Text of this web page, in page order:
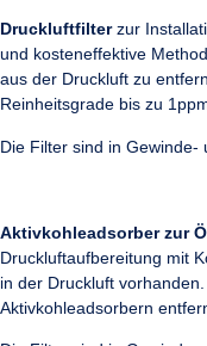
Druckluftfilterzur
und kosteneffektive
aus der Druckluft zu
Reinheitsgrade bis zu
Die Filter sind in Gewinde-
Aktivkohleadsorber zur
Druckluftaufbereitung mit
in der Druckluft
Aktivkohleadsorbern